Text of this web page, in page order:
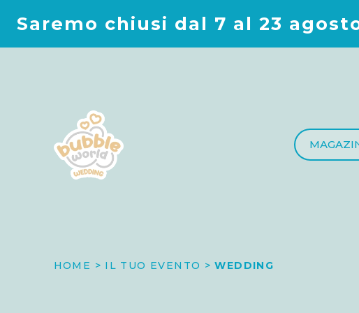
dal 7 al 23 agosto . Per
HOME IL TUO EVENTO WEDDING